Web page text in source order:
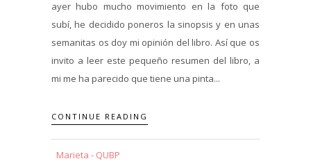
ayer hubo mucho movimiento en la foto que
subí, he decidido poneros la sinopsis y en unas
semanitas os doy mi opinión del libro. Así que os
invito a leer este pequeño resumen del libro, a
mi me ha parecido que tiene una pinta...
CONTINUE READING
Marieta - QUBP